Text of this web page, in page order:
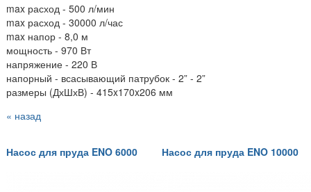
max расход - 500 л/мин
max расход - 30000 л/час
max напор - 8,0 м
мощность - 970 Вт
напряжение - 220 В
напорный - всасывающий патрубок - 2” - 2”
размеры (ДхШхВ) - 415x170x206 мм
« назад
Насос для пруда ENO 6000 Насос для пруда ENO 10000